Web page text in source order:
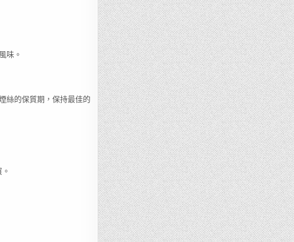
味。
絲的保質期，保持最佳的